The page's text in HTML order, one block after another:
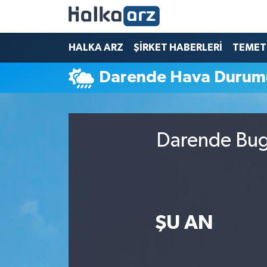
HALKA ARZ ŞİRKET HABERLERİ
Darende Hava
Darende
ŞU AN
HALKA ARZ
SERMAYE ARTIRIMI